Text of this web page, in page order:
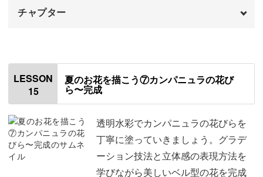
チャプター
カンパニュラの下描きを描く
茎・がく・葉っぱを描く
LESSON
15
夏のお花を描こう⑦カンパニュラの花び
ら〜完成
透明水彩でカンパニュラの花びらを
丁寧に塗っていきましょう。グラデ
ーション技法と立体感の表現方法を
学びながら美しいベル型の花を完成